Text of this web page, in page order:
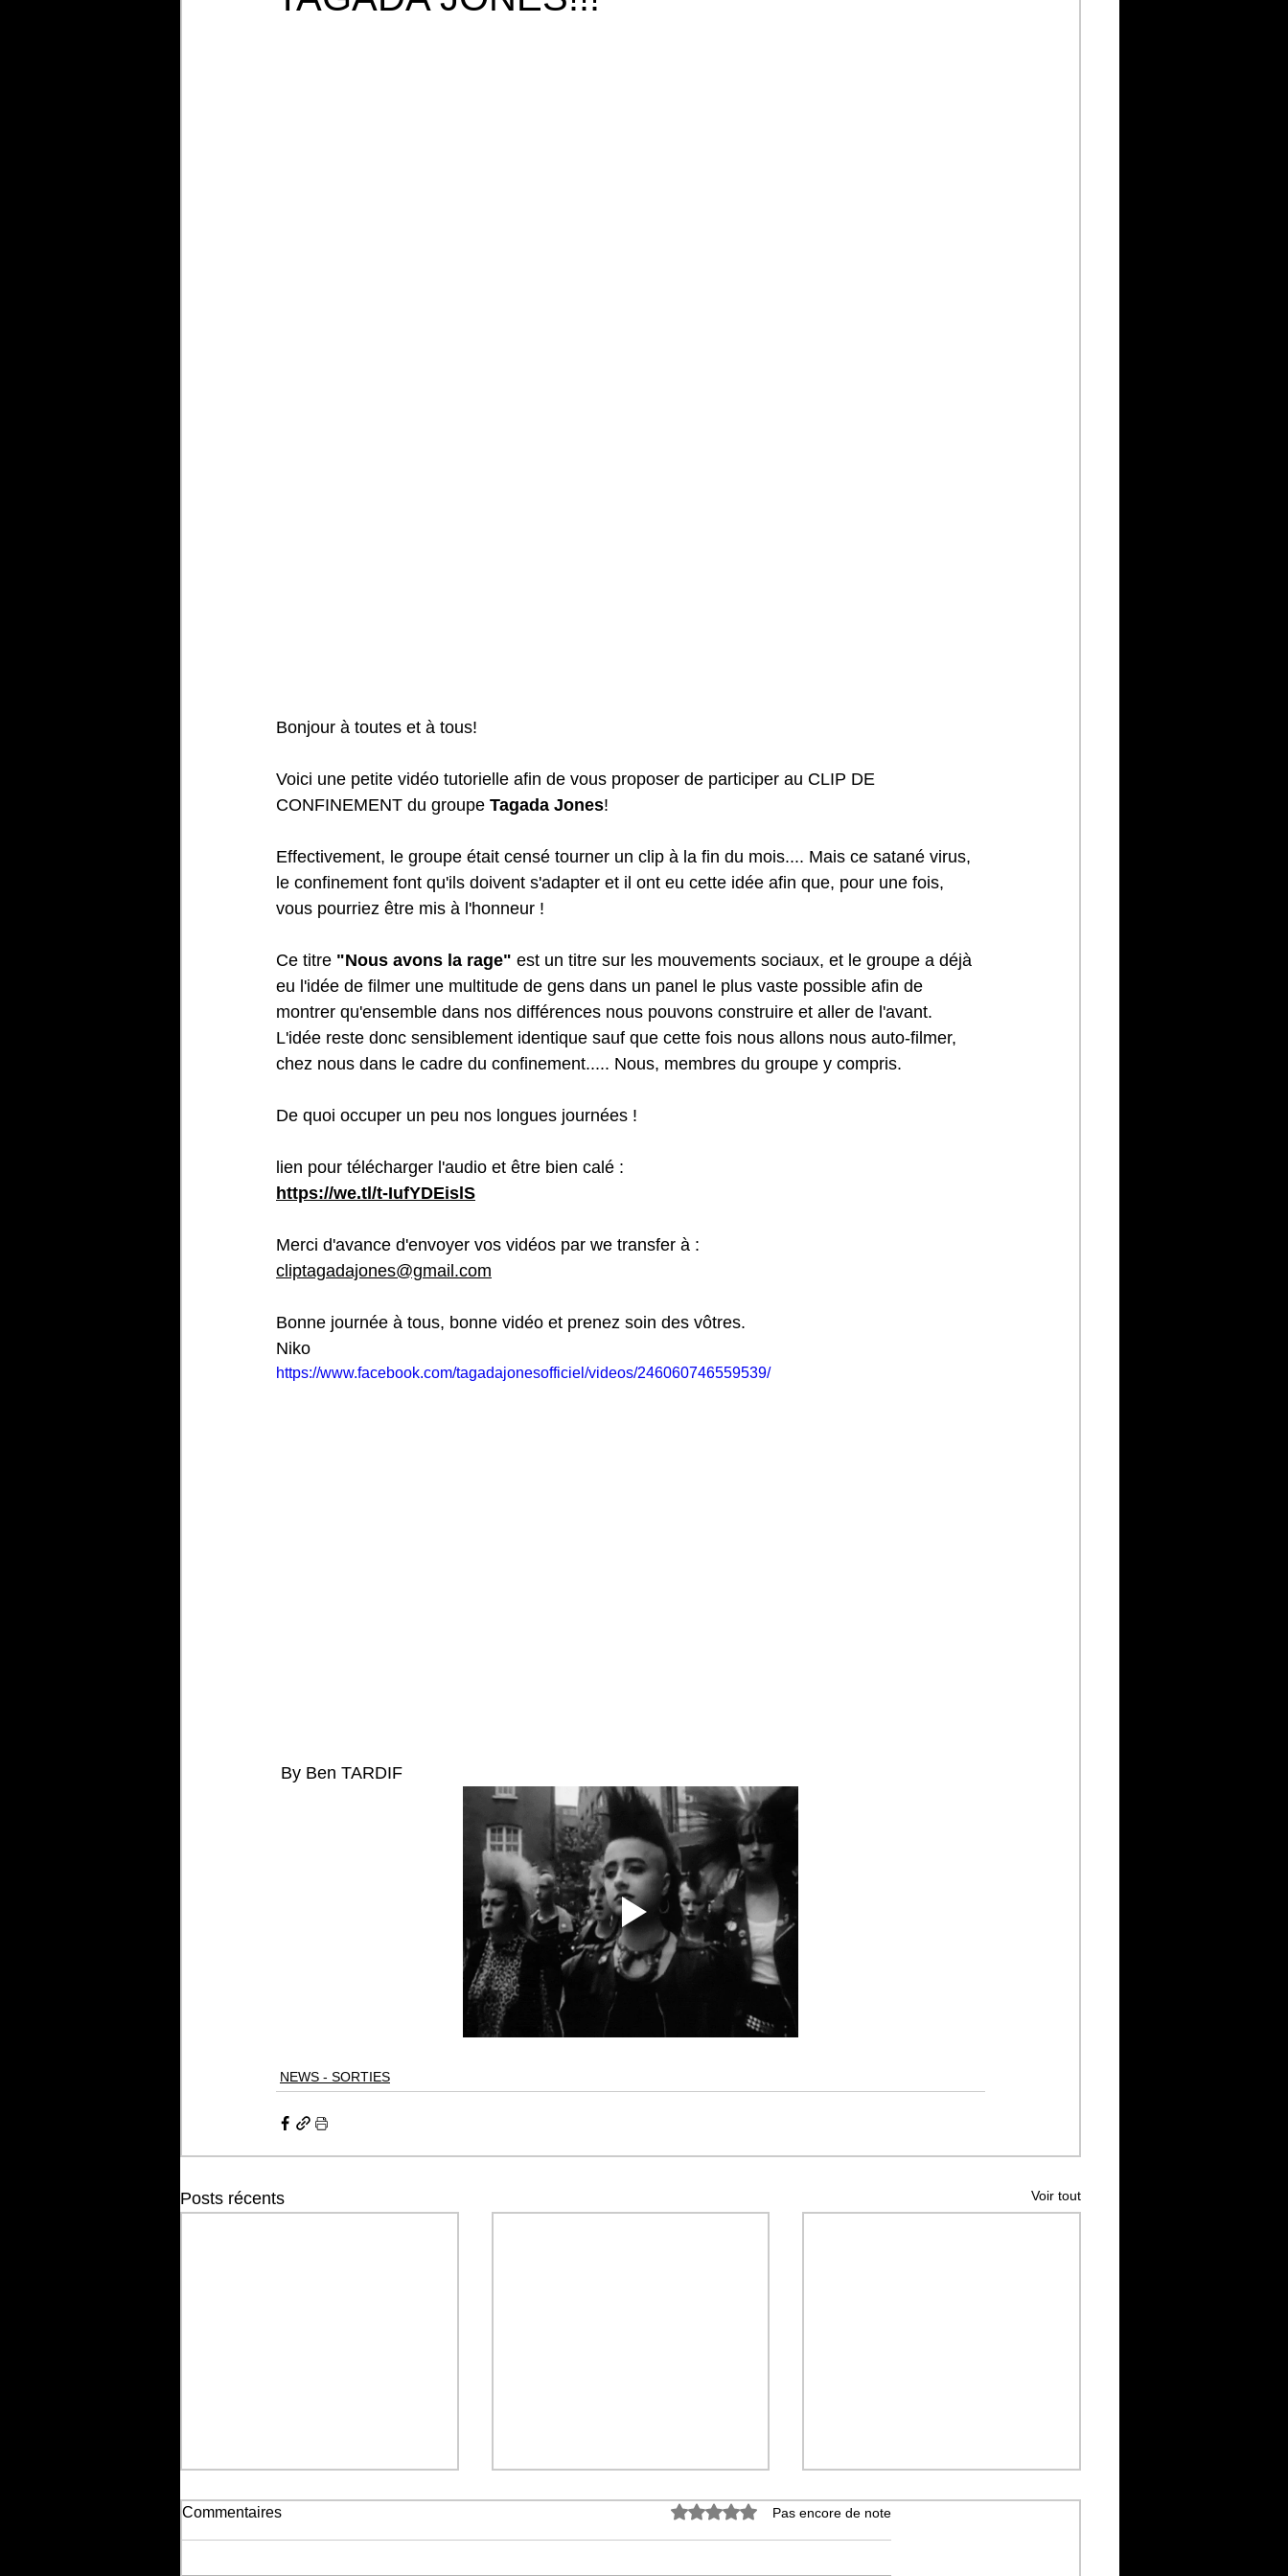
Bonjour à toutes et à tous!
Voici une petite vidéo tutorielle afin de vous proposer de participer au CLIP DE
CONFINEMENT du groupe Tagada Jones!
Effectivement, le groupe était censé tourner un clip à la fin du mois.... Mais ce satané virus,
le confinement font qu'ils doivent s'adapter et il ont eu cette idée afin que, pour une fois,
vous pourriez être mis à l'honneur !
Ce titre "Nous avons la rage" est un titre sur les mouvements sociaux, et le groupe a déjà
eu l'idée de filmer une multitude de gens dans un panel le plus vaste possible afin de
montrer qu'ensemble dans nos différences nous pouvons construire et aller de l'avant.
L'idée reste donc sensiblement identique sauf que cette fois nous allons nous auto-filmer,
chez nous dans le cadre du confinement..... Nous, membres du groupe y compris.
De quoi occuper un peu nos longues journées !
lien pour télécharger l'audio et être bien calé :
https://we.tl/t-IufYDEislS
Merci d'avance d'envoyer vos vidéos par we transfer à :
cliptagadajones@gmail.com
Bonne journée à tous, bonne vidéo et prenez soin des vôtres.
Niko
https://www.facebook.com/tagadajonesofficiel/videos/246060746559539/
By Ben TARDIF
NEWS - SORTIES
Posts récents Voir tout
Commentaires Noté 0 étoile sur 5.Pas encore de note